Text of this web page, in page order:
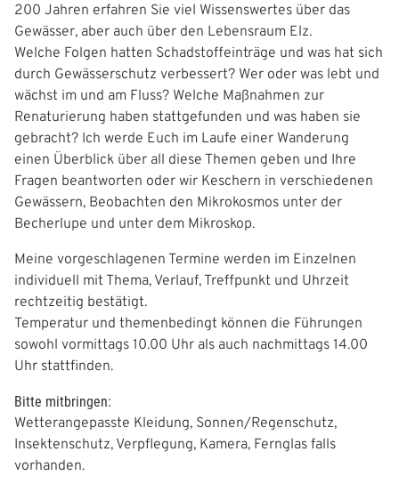
200 Jahren erfahren Sie viel Wissenswertes über das
Gewässer, aber auch über den Lebensraum Elz.
Welche Folgen hatten Schadstoffeinträge und was hat sich
durch Gewässerschutz verbessert? Wer oder was lebt und
wächst im und am Fluss? Welche Maßnahmen zur
Renaturierung haben stattgefunden und was haben sie
gebracht? Ich werde Euch im Laufe einer Wanderung
einen Überblick über all diese Themen geben und Ihre
Fragen beantworten oder wir Keschern in verschiedenen
Gewässern, Beobachten den Mikrokosmos unter der
Becherlupe und unter dem Mikroskop.
Meine vorgeschlagenen Termine werden im Einzelnen
individuell mit Thema, Verlauf, Treffpunkt und Uhrzeit
rechtzeitig bestätigt.
Temperatur und themenbedingt können die Führungen
sowohl vormittags 10.00 Uhr als auch nachmittags 14.00
Uhr stattfinden.
Bitte mitbringen:
Wetterangepasste Kleidung, Sonnen/Regenschutz,
Insektenschutz, Verpflegung, Kamera, Fernglas falls
vorhanden.